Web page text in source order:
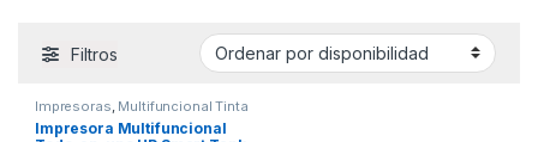
Filtros
Impresoras Multifuncional Tinta
Impresora Multifuncional